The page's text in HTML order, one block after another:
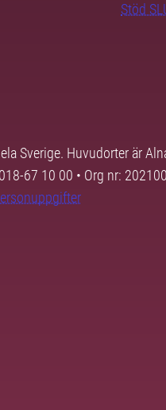
Stöd
Sverige. Huvudorter är
67 10 00 • Org nr: